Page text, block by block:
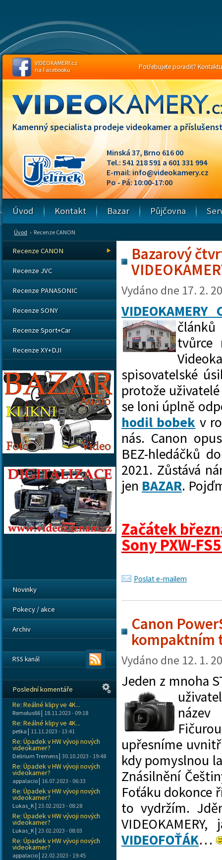
Kamenný specialista prodeje videokamer a
Minská 37, Brno 616 00
Tel.: 541 218 591 a 601 331 994
E-mail:info@videokamery.cz
Po - Pá: 10:00-17:00
Úvod › Recenze CANON
Bazarový
Vydáno dne 17. 2.
VIDEOKAMERY
tvůrce
spisovatelské
protože
se loni úplně
hodil bobek v
nás. Canon
BEZ-hledáčků
2021. Zůstává
jen BAZAR.
Začátek
Sony PXW-
Poslat e-mailem
Canon
kompaktním
Vydáno dne 12. 1.
Jeden z mnoha
název
upřesníme
kdy pomyslnou
Znásilnění
Foťáku dokonce
to vydržím.
VIDEOFOŤÁK…
Recenze CANON
Recenze JVC
Recenze PANASONIC
Recenze SONY
Recenze Sport+Car
Recenze XY+DJI
Novinky
Pokecy / akce
Archiv
RSS kanál
Poslední komentáře
Re: Reálné klipy ve 4K...
Romolus66| 18.11.2023 - 09:18
Re: Reálné klipy ve 4K...
petka | 11.11.2023 - 13:41
Re: Úpadek v HW vývoji nových
videokamer?
Delirium Tremens| 30.10.2023 - 19:48
Re: Úpadek v HW vývoji nových
videokamer?
appalacio| 16.07.2023 - 06:33
Re: Úpadek v HW vývoji nových
videokamer?
Lukas_K | 23.02.2023 - 08:28
Re: Úpadek v HW vývoji nových
videokamer?
Lukas_K | 23.02.2023 - 08:03
Re: Úpadek v HW vývoji nových
videokamer?
appalacio| 22.02.2023 - 19:45
Úvod Kontakt Bazar Půjčovna
VIDEOKAMERY.cz
na Facebooku
Potřebujete poradit?